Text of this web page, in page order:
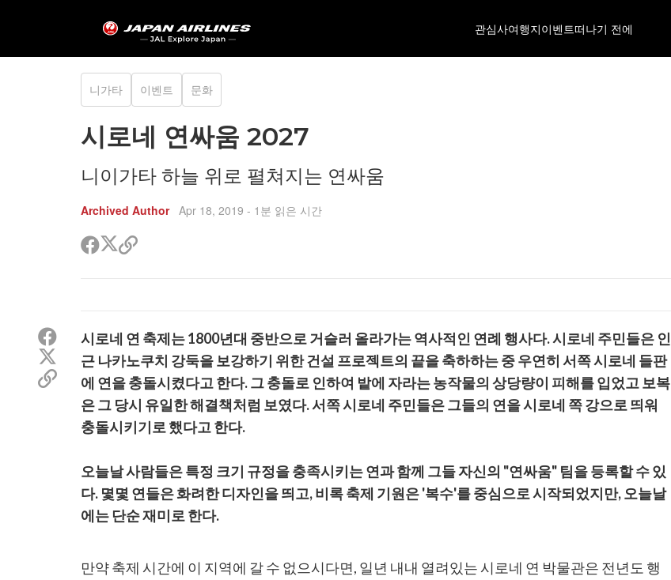
관심사여행지이벤트떠나기 전에
니가타 이벤트 문화
시로네 연싸움 2027
니이가타 하늘 위로 펼쳐지는 연싸움
Archived Author Apr 18, 2019 - 1분 읽은 시간
페
트
위
공
사
페
북
위공
시로네 연 축제는 1800년대 중반으로 거슬러 올라가는 역사적인 연례 행사다. 시로네 주민들은 인
근 나카노쿠치 강둑을 보강하기 위한 건설 프로젝트의 끝을 축하하는 중 우연히 서쪽 시로네 들판
에 연을 충돌시켰다고 한다. 그 충돌로 인하여 밭에 자라는 농작물의 상당량이 피해를 입었고 보복
은 그 당시 유일한 해결책처럼 보였다. 서쪽 시로네 주민들은 그들의 연을 시로네 쪽 강으로 띄워
충돌시키기로 했다고 한다.
오늘날 사람들은 특정 크기 규정을 충족시키는 연과 함께 그들 자신의 "연싸움" 팀을 등록할 수 있
다. 몇몇 연들은 화려한 디자인을 띄고, 비록 축제 기원은 '복수'를 중심으로 시작되었지만, 오늘날
에는 단순 재미로 한다.
만약 축제 시간에 이 지역에 갈 수 없으시다면, 일년 내내 열려있는 시로네 연 박물관은 전년도 행